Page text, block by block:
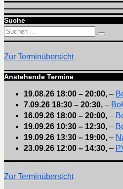
Suche
Suchen
nach:
Suchen
Zur Terminübersicht
Anstehende Termine
19.08.26 18:00 – 20:00, –
7.09.26 18:30 – 20:30, –
16.09.26 18:00 – 20:00, –
19.09.26 10:30 – 12:30, –
19.09.26 13:30 – 19:00, –
23.09.26 12:00 – 14:30, –
Zur Terminübersicht